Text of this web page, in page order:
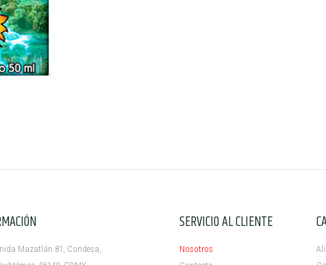
Mazatlán 81, Condesa,
SERVICIO AL CLIENTE
Nosotros